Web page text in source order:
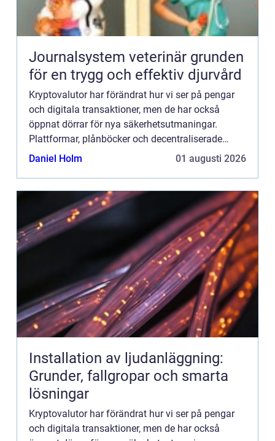
Journalsystem veterinär grunden
för en trygg och effektiv djurvård
Kryptovalutor har förändrat hur vi ser på pengar
och digitala transaktioner, men de har också
öppnat dörrar för nya säkerhetsutmaningar.
Plattformar, plånböcker och decentraliserade
finanstjän...
Daniel Holm 01 augusti 2026
Installation av ljudanläggning:
Grunder, fallgropar och smarta
lösningar
Kryptovalutor har förändrat hur vi ser på pengar
och digitala transaktioner, men de har också